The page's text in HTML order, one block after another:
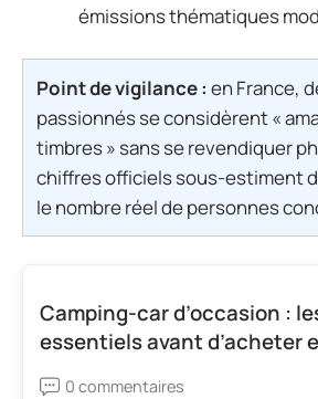
émissions thématiques
Point de vigilance : en France,
passionnés se considèrent «
timbres » sans se revendiquer
chiffres officiels sous-estiment
le nombre réel de personnes
Camping-car d’occasion :
essentiels avant d’acheter
0 commentaires